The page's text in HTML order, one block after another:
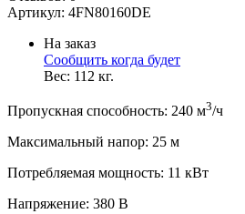
Артикул: 4FN80160DE
На заказ
Сообщить когда будет
Вес: 112 кг.
Пропускная способность: 240 м3/ч
Максимальный напор: 25 м
Потребляемая мощность: 11 кВт
Напряжение: 380 В